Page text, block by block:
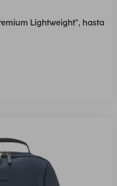
Lightweight", hasta